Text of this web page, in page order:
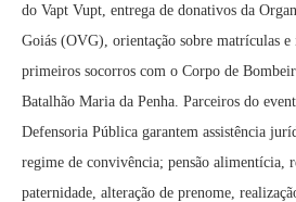
do Vapt Vupt, entrega de donativos da
Goiás (OVG), orientação sobre matrículas e
primeiros socorros com o Corpo de
Batalhão Maria da Penha. Parceiros do
Defensoria Pública garantem assistência
regime de convivência; pensão alimentícia,
paternidade, alteração de prenome,